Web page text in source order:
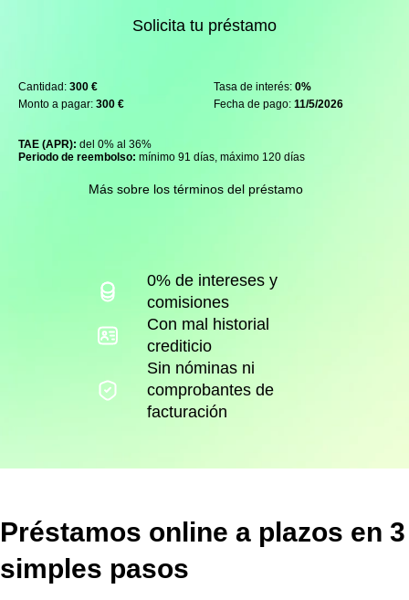
Solicita tu préstamo
Cantidad: 300 € Tasa de interés: 0%
Monto a pagar: 300 € Fecha de pago: 11/5/2026
TAE (APR): del 0% al 36%
Periodo de reembolso: mínimo 91 días, máximo 120 días
Más sobre los términos del préstamo
0% de intereses y
comisiones
Con mal historial
crediticio
Sin nóminas ni
comprobantes de
facturación
Préstamos online a plazos en 3
simples pasos